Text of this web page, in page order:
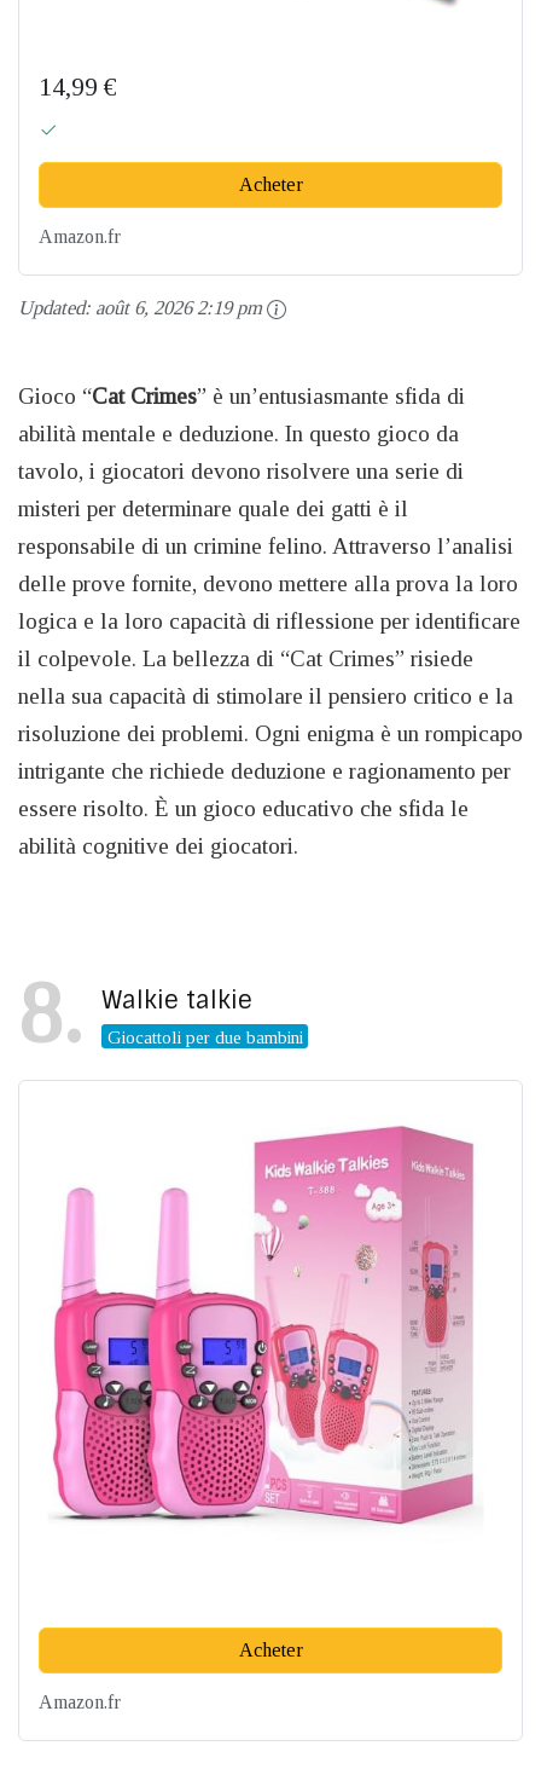
14,99 €
Acheter
Amazon.fr
Updated: août 6, 2026 2:19 pm
Gioco “Cat Crimes” è un’entusiasmante sfida di
abilità mentale e deduzione. In questo gioco da
tavolo, i giocatori devono risolvere una serie di
misteri per determinare quale dei gatti è il
responsabile di un crimine felino. Attraverso l’analisi
delle prove fornite, devono mettere alla prova la loro
logica e la loro capacità di riflessione per identificare
il colpevole. La bellezza di “Cat Crimes” risiede
nella sua capacità di stimolare il pensiero critico e la
risoluzione dei problemi. Ogni enigma è un rompicapo
intrigante che richiede deduzione e ragionamento per
essere risolto. È un gioco educativo che sfida le
abilità cognitive dei giocatori.
8 Walkie talkie
Giocattoli per due bambini
Acheter
Amazon.fr